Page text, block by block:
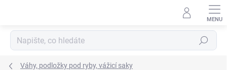
Hledat
Váhy, podložky pod ryby, vážicí saky